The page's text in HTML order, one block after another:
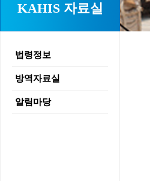
KAHIS 자료실
법령정보
방역자료실
알림마당